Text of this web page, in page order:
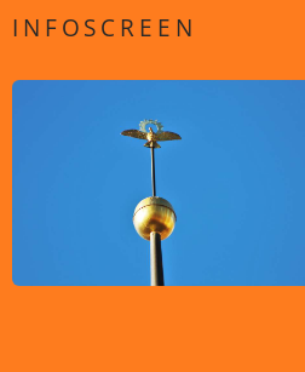
INFOSCREEN